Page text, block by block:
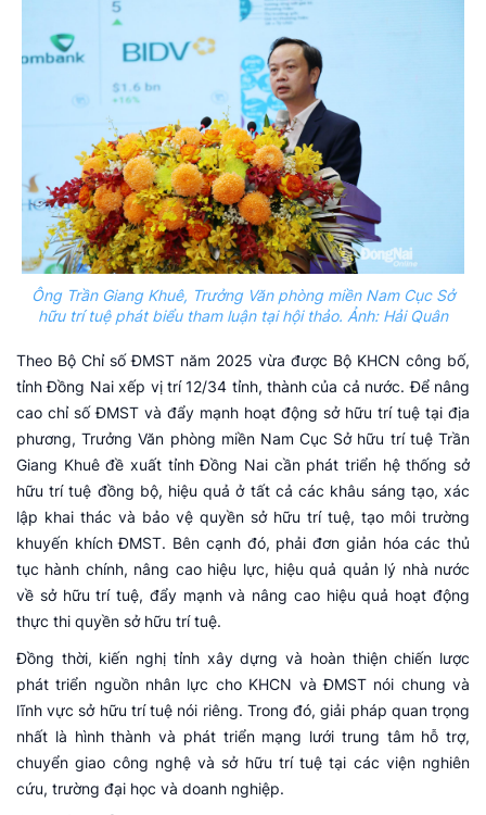
Ông Trần Giang Khuê, Trưởng Văn phòng miền Nam Cục Sở
hữu trí tuệ phát biểu tham luận tại hội thảo. Ảnh: Hải Quân
Theo Bộ Chỉ số ĐMST năm 2025 vừa được Bộ KHCN công bố,
tỉnh Đồng Nai xếp vị trí 12/34 tỉnh, thành của cả nước. Để nâng
cao chỉ số ĐMST và đẩy mạnh hoạt động sở hữu trí tuệ tại địa
phương, Trưởng Văn phòng miền Nam Cục Sở hữu trí tuệ Trần
Giang Khuê đề xuất tỉnh Đồng Nai cần phát triển hệ thống sở
hữu trí tuệ đồng bộ, hiệu quả ở tất cả các khâu sáng tạo, xác
lập khai thác và bảo vệ quyền sở hữu trí tuệ, tạo môi trường
khuyến khích ĐMST. Bên cạnh đó, phải đơn giản hóa các thủ
tục hành chính, nâng cao hiệu lực, hiệu quả quản lý nhà nước
về sở hữu trí tuệ, đẩy mạnh và nâng cao hiệu quả hoạt động
thực thi quyền sở hữu trí tuệ.
Đồng thời, kiến nghị tỉnh xây dựng và hoàn thiện chiến lược
phát triển nguồn nhân lực cho KHCN và ĐMST nói chung và
lĩnh vực sở hữu trí tuệ nói riêng. Trong đó, giải pháp quan trọng
nhất là hình thành và phát triển mạng lưới trung tâm hỗ trợ,
chuyển giao công nghệ và sở hữu trí tuệ tại các viện nghiên
cứu, trường đại học và doanh nghiệp.